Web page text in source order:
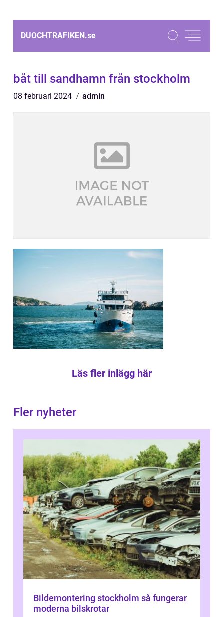
DUOCHTRAFIKEN.se
båt till sandhamn från stockholm
08 februari 2024 admin
Läs fler inlägg här
Fler nyheter
Bildemontering stockholm så fungerar
moderna bilskrotar